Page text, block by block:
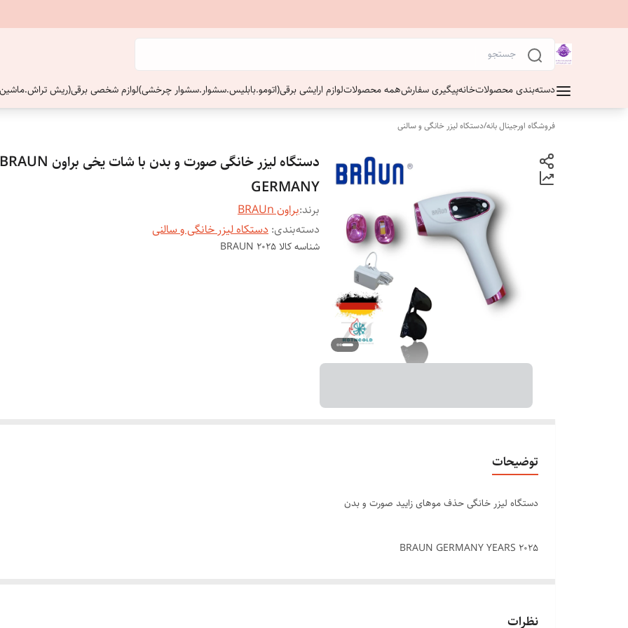
دسته‌بندی محصولاتخانهپیگیری سفارشهمه محصولاتلوازم ارایشی برقی(اتومو.بابلیس.سشوار.سشوار چرخشی)لوازم شخصی برقی(ریش
فروشگاه اورجینال بانه/دستکاه لیزر خانگی و سالنی
دستگاه لیزر خانگی صورت و بدن با شات یخی براون BRAUN
GERMANY
برند:براون BRAUn
دسته‌بندی: دستکاه لیزر خانگی و سالنی
شناسه کالا BRAUN 2025
توضیحات
دستگاه لیزر خانگی حذف موهای زایید صورت و بدن
BRAUN GERMANY YEARS 2025
نظرات